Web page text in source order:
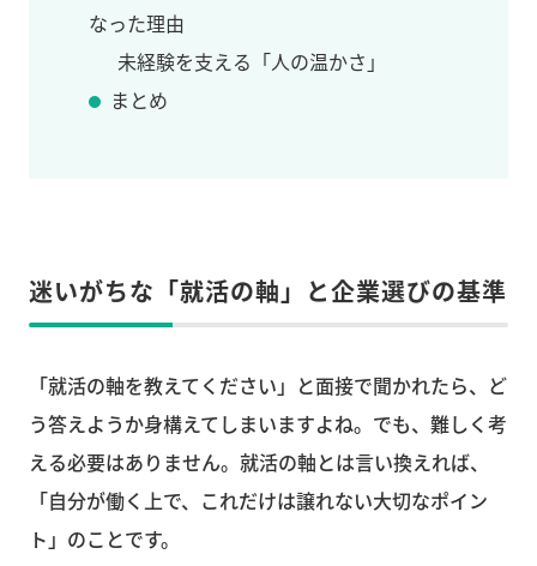
なった理由
未経験を支える「人の温かさ」
まとめ
迷いがちな「就活の軸」と企業選びの基準
「就活の軸を教えてください」と面接で聞かれたら、ど
う答えようか身構えてしまいますよね。でも、難しく考
える必要はありません。就活の軸とは言い換えれば、
「自分が働く上で、これだけは譲れない大切なポイン
ト」のことです。